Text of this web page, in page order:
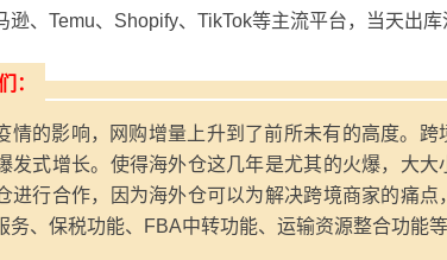
、Temu、Shopify、TikTok等主流平台，当天出库
：
情的影响，网购增量上升到了前所未有的高度。跨
发式增长。使得海外仓这几年是尤其的火爆，大大
进行合作，因为海外仓可以为解决跨境商家的痛点
务、保税功能、FBA中转功能、运输资源整合功能等